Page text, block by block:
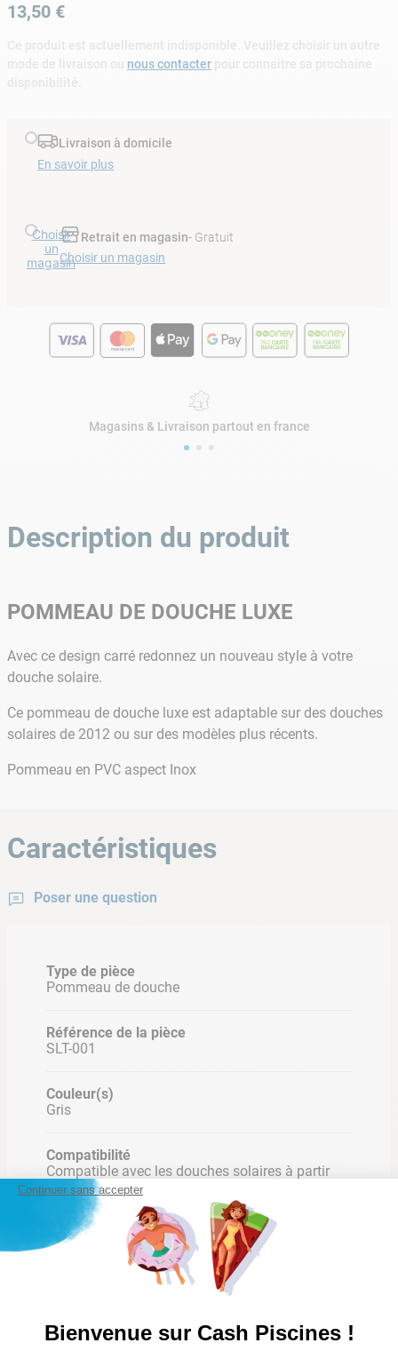
13,50 €
nous contacter
Livraison à domicile
En savoir plus
Choisir
un
magasin
Retrait en magasin- Gratuit
Choisir un magasin
Magasins & Livraison partout en france
Description du produit
POMMEAU DE DOUCHE LUXE
Avec ce design carré redonnez un nouveau style à votre
douche solaire.
Ce pommeau de douche luxe est adaptable sur des douches
solaires de 2012 ou sur des modèles plus récents.
Pommeau en PVC aspect Inox
Caractéristiques
Poser une question
Type de pièce
Pommeau de douche
Référence de la pièce
SLT-001
Couleur(s)
Gris
Compatibilité
Compatible avec les douches solaires à partir
de 2012
Matière
PVC
Poids des colis
Continuer sans accepter
Bienvenue sur Cash Piscines !